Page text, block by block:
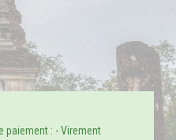
paiement : - Virement